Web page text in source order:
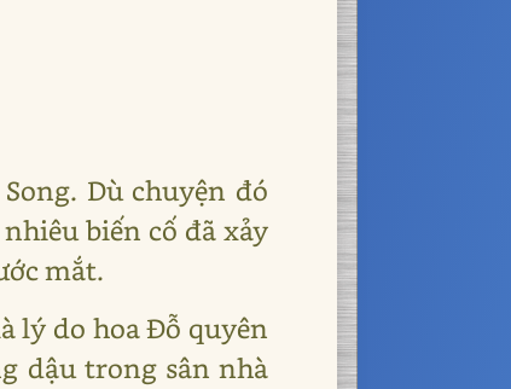
Dù chuyện đó
biến cố đã xảy
mắt.
lý do hoa Đỗ quyên
dậu trong sân nhà